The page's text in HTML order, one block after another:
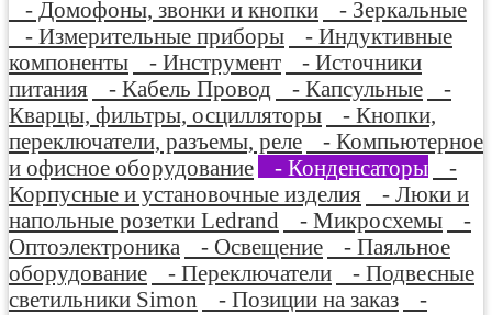
- Домофоны, звонки и кнопки
- Зеркальные
- Измерительные приборы
- Индуктивные
компоненты
- Инструмент
- Источники
питания
- Кабель Провод - Капсульные
-
Кварцы, фильтры, осцилляторы
- Кнопки,
переключатели, разъемы, реле
- Компьютерное
и офисное оборудование
- Конденсаторы
-
Корпусные и установочные изделия
- Люки и
напольные розетки Ledrand
- Микросхемы
-
Оптоэлектроника
- Освещение
- Паяльное
оборудование
- Переключатели
- Подвесные
светильники Simon
- Позиции на заказ
-